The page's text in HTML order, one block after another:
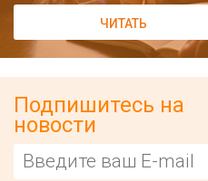
ЧИТАТЬ
Подпишитесь на
новости